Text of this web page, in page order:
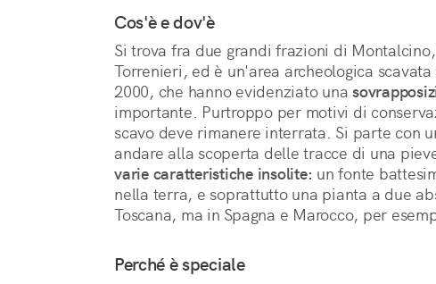
Cos'è e dov'è
Si trova fra due grandi frazioni di
Torrenieri, ed è un'area archeologica
2000, che hanno evidenziato una
importante. Purtroppo per motivi di
scavo deve rimanere interrata. Si parte con
varie caratteristiche insolite: un fonte
nella terra, e soprattutto una pianta a due
Toscana, ma in Spagna e Marocco, per
Perché è speciale